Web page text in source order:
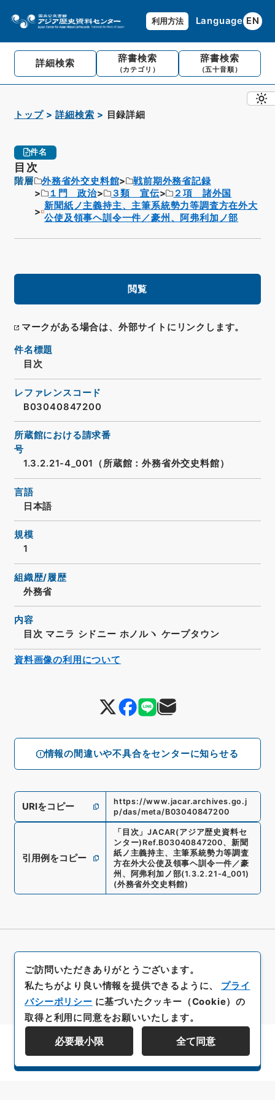
利用方法 Language EN
詳細検索 辞書検索
（カテゴリ）
辞書検索
（五十音順）
トップ 詳細検索 目録詳細
件名
目次
階層 外務省外交史料館
戦前期外務省記録
１門 政治
３類 宣伝
２項 諸外国
新聞紙ノ主義持主、主筆系統勢力等調査方在外大
公使及領事ヘ訓令一件／豪州、阿弗利加ノ部
閲覧
マークがある場合は、外部サイトにリンクします。
情報の間違いや不具合をセンターに知らせる
件名標題
目次
レファレンスコード
B03040847200
所蔵館における請求番
号
1.3.2.21-4_001（所蔵館：外務省外交史料館）
言語
日本語
規模
1
組織歴/履歴
外務省
内容
目次 マニラ シドニー ホノルヽ ケープタウン
URIをコピー
https://www.jacar.archives.go.j
p/das/meta/B03040847200
引用例をコピー
「 目次 」JACAR(アジア歴史資料セ
ンター) Ref.B03040847200、 新聞
紙ノ主義持主、主筆系統勢力等調査
方在外大公使及領事ヘ訓令一件／豪
州、阿弗利加ノ部(1.3.2.21-4_001)
(外務省外交史料館)
資料画像の利用について
資料群階層を表示する
ご訪問いただきありがとうございます。
私たちがより良い情報を提供できるように、 プライ
バシーポリシー に基づいたクッキー（Cookie）の
取得と利用に同意をお願いいたします。
必要最小限 全て同意